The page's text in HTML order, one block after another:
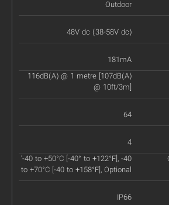
Outdoor
48V dc (38-58V dc)
181mA
116dB(A) @ 1 metre [107dB(A)
@ 10ft/3m]
64
4
'-40 to +50°C [-40° to +122°F], -40
to +70°C [-40 to +158°F], Optional
IP66